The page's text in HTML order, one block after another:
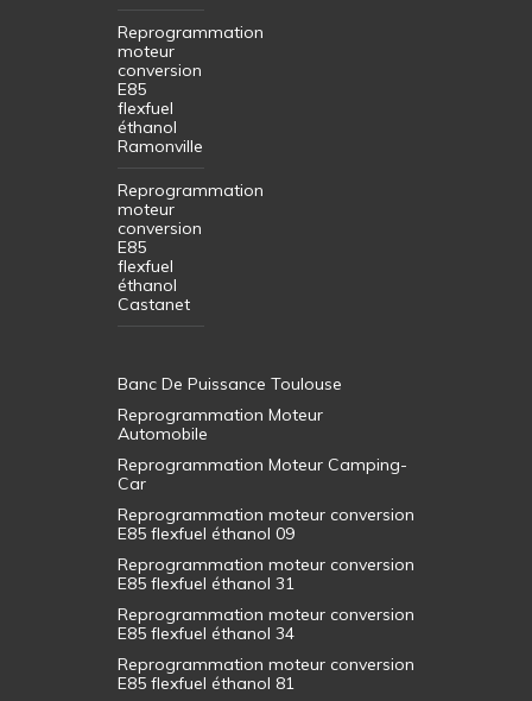
Reprogrammation
moteur
conversion
E85
flexfuel
éthanol
Ramonville
Reprogrammation
moteur
conversion
E85
flexfuel
éthanol
Castanet
Banc De Puissance Toulouse
Reprogrammation Moteur
Automobile
Reprogrammation Moteur Camping-
Car
Reprogrammation moteur conversion
E85 flexfuel éthanol 09
Reprogrammation moteur conversion
E85 flexfuel éthanol 31
Reprogrammation moteur conversion
E85 flexfuel éthanol 34
Reprogrammation moteur conversion
E85 flexfuel éthanol 81